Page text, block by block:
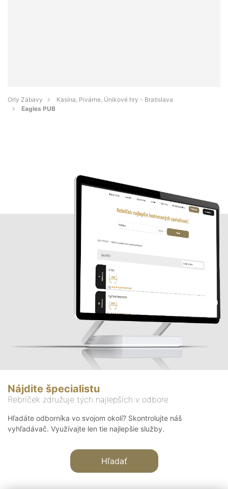
Orly Zábavy
Kasína, Pivárne, Únikové hry - Bratislava
Eagles PUB
Nájdite špecialistu
Rebríček združuje tých najlepších v odbore
Hľadáte odborníka vo svojom okolí? Skontrolujte náš
vyhľadávač. Využívajte len tie najlepšie služby.
Hľadať